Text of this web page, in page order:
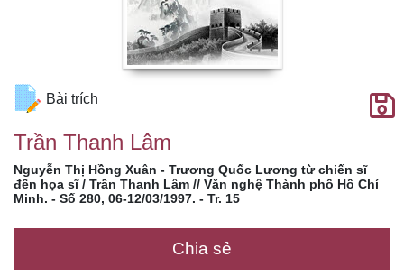
Bài trích
Trần Thanh Lâm
Nguyễn Thị Hồng Xuân - Trương Quốc Lương từ chiến sĩ
đến họa sĩ / Trần Thanh Lâm // Văn nghệ Thành phố Hồ Chí
Minh. - Số 280, 06-12/03/1997. - Tr. 15
Chia sẻ